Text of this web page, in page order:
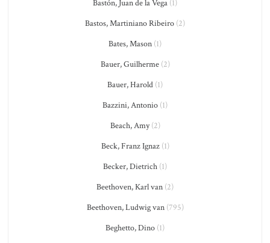
Bastón, Juan de la Vega (1)
Bastos, Martiniano Ribeiro (2)
Bates, Mason (1)
Bauer, Guilherme(2)
Bauer, Harold (1)
Bazzini, Antonio (1)
Beach, Amy(2)
Beck, Franz Ignaz(1)
Becker, Dietrich (1)
Beethoven, Karl van (2)
Beethoven, Ludwig van(795)
Beghetto, Dino (1)